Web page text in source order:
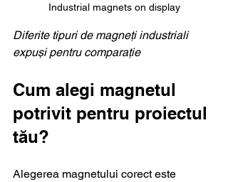
Industrial magnets on display
Diferite tipuri de magneți industriali
expuși pentru comparație
Cum alegi magnetul
potrivit pentru proiectul
tău?
Alegerea magnetului corect este